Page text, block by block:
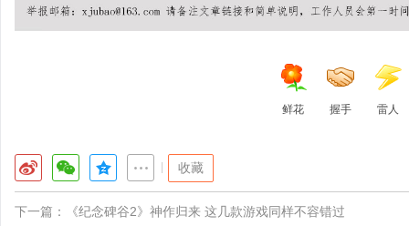
鲜花 握手 雷人
收藏
下一篇： 《纪念碑谷2》神作归来 这几款游戏同样不容错过